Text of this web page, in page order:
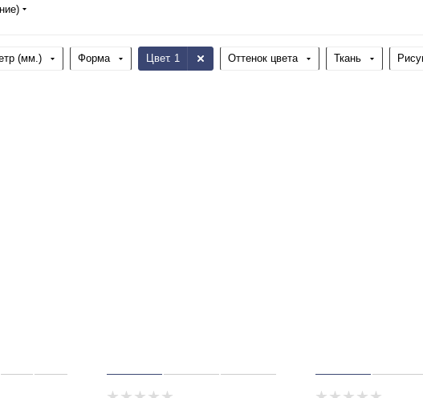
(мм.) Форма Цвет: 1 Оттенок цвета Ткань